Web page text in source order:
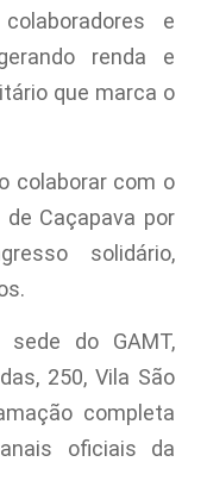
e
renda e
que marca o
colaborar com o
de Caçapava por
solidário,
do GAMT,
250, Vila São
completa
oficiais da